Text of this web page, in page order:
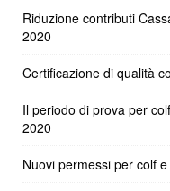
Riduzione contributi
2020
Certificazione di qualità
Il periodo di prova per
2020
Nuovi permessi per colf